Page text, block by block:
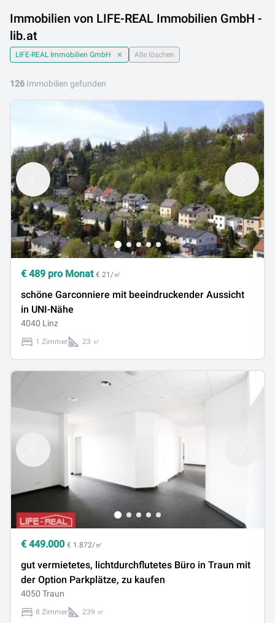
Immobilien von LIFE-REAL Immobilien GmbH -
lib.at
LIFE-REAL Immobilien GmbH Alle löschen
126 Immobilien gefunden
€ 489 pro Monat € 21/㎡
schöne Garconniere mit beeindruckender Aussicht
in UNI-Nähe
4040 Linz
1 Zimmer 23 ㎡
€ 449.000 € 1.872/㎡
gut vermietetes, lichtdurchflutetes Büro in Traun mit
der Option Parkplätze, zu kaufen
4050 Traun
8 Zimmer 239 ㎡